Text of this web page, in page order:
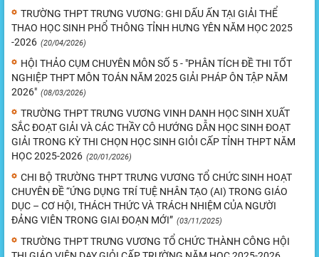
TRƯỜNG THPT TRƯNG VƯƠNG: GHI DẤU ẤN TẠI GIẢI THỂ
THAO HỌC SINH PHỔ THÔNG TỈNH HƯNG YÊN NĂM HỌC 2025
-2026 (20/04/2026)
HỘI THẢO CỤM CHUYÊN MÔN SỐ 5 - "PHÂN TÍCH ĐỀ THI TỐT
NGHIỆP THPT MÔN TOÁN NĂM 2025 GIẢI PHÁP ÔN TẬP NĂM
2026" (08/03/2026)
TRƯỜNG THPT TRƯNG VƯƠNG VINH DANH HỌC SINH XUẤT
SẮC ĐOẠT GIẢI VÀ CÁC THẦY CÔ HƯỚNG DẪN HỌC SINH ĐOẠT
GIẢI TRONG KỲ THI CHỌN HỌC SINH GIỎI CẤP TỈNH THPT NĂM
HỌC 2025-2026 (20/01/2026)
CHI BỘ TRƯỜNG THPT TRƯNG VƯƠNG TỔ CHỨC SINH HOẠT
CHUYÊN ĐỀ “ỨNG DỤNG TRÍ TUỆ NHÂN TẠO (AI) TRONG GIÁO
DỤC – CƠ HỘI, THÁCH THỨC VÀ TRÁCH NHIỆM CỦA NGƯỜI
ĐẢNG VIÊN TRONG GIAI ĐOẠN MỚI” (03/11/2025)
TRƯỜNG THPT TRƯNG VƯƠNG TỔ CHỨC THÀNH CÔNG HỘI